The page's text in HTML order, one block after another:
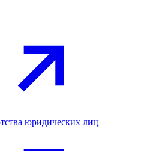
юридических лиц